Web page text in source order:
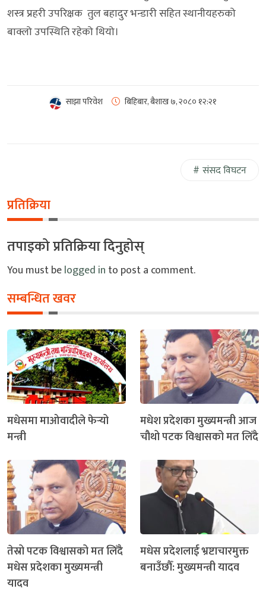
शस्त्र प्रहरी उपरिक्षक तुल बहादुर भन्डारी सहित स्थानीयहरुको
बाक्लो उपस्थिति रहेको थियो।
साझा परिवेश बिहिबार, बैशाख ७, २०८० १२:२१
संसद विघटन
प्रतिक्रिया
तपाइको प्रतिक्रिया दिनुहोस्
You must belogged in to post a comment.
सम्बन्धित खवर
मधेसमा माओवादीले फेर्‍यो
मन्त्री
मधेश प्रदेशका मुख्यमन्त्री आज
चौथो पटक विश्वासको मत लिँदै
तेस्रो पटक विश्वासको मत लिँदै
मधेस प्रदेशका मुख्यमन्त्री
यादव
मधेस प्रदेशलाई भ्रष्टाचारमुक्त
बनाउँछौँ: मुख्यमन्त्री यादव